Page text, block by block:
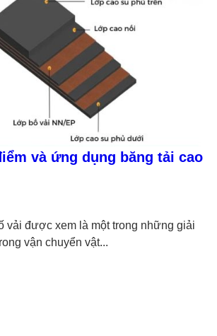
và ứng dụng băng tải cao
vải được xem là một trong những giải
vận chuyển vật...